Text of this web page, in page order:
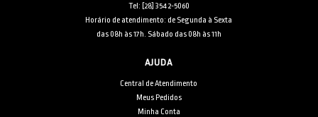
Tel: [28] 3542-5060
Horário de atendimento: de Segunda à Sexta
das 08h às 17h. Sábado das 08h às 11h
AJUDA
Central de Atendimento
Meus Pedidos
Minha Conta